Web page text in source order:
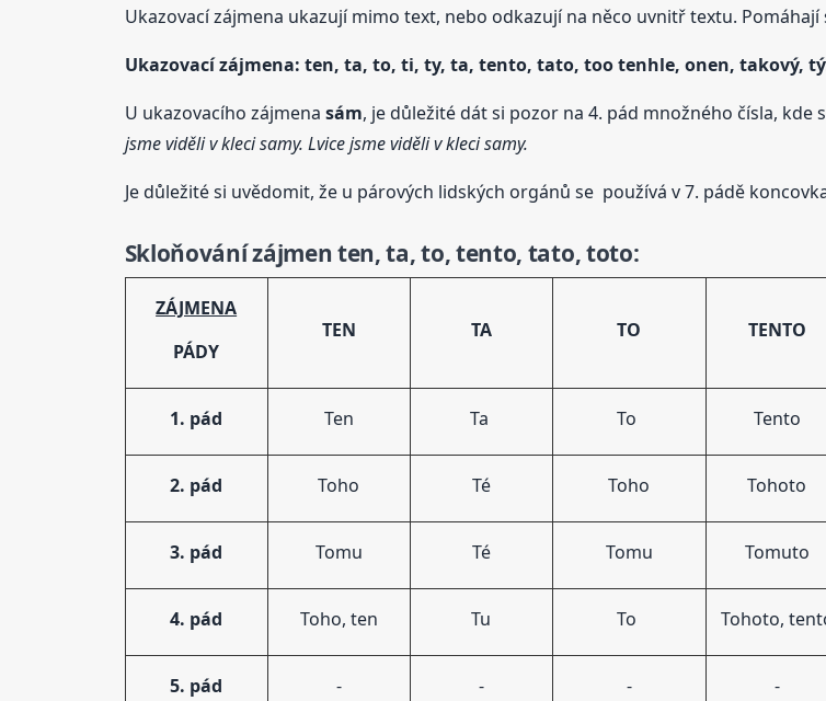
Ukazovací zájmena ukazují mimo text, nebo odkazují na něco uvnitř textu.
Ukazovací zájmena: ten, ta, to, ti, ty, ta, tento, tato, too tenhle, onen, takový,
U ukazovacího zájmena sám, je důležité dát si pozor na 4. pád množného čísla,
jsme viděli v kleci samy. Lvice jsme viděli v kleci samy.
Je důležité si uvědomit, že u párových lidských orgánů se používá v 7. pádě
Skloňování zájmen ten, ta, to, tento, tato, toto:
ZÁJMENA
PÁDY
TEN TA TO TENTO
1. pád Ten Ta To Tento
2. pád Toho Té Toho Tohoto
3. pád Tomu Té Tomu Tomuto
4. pád Toho, ten Tu To Tohoto,
5. pád - - - -